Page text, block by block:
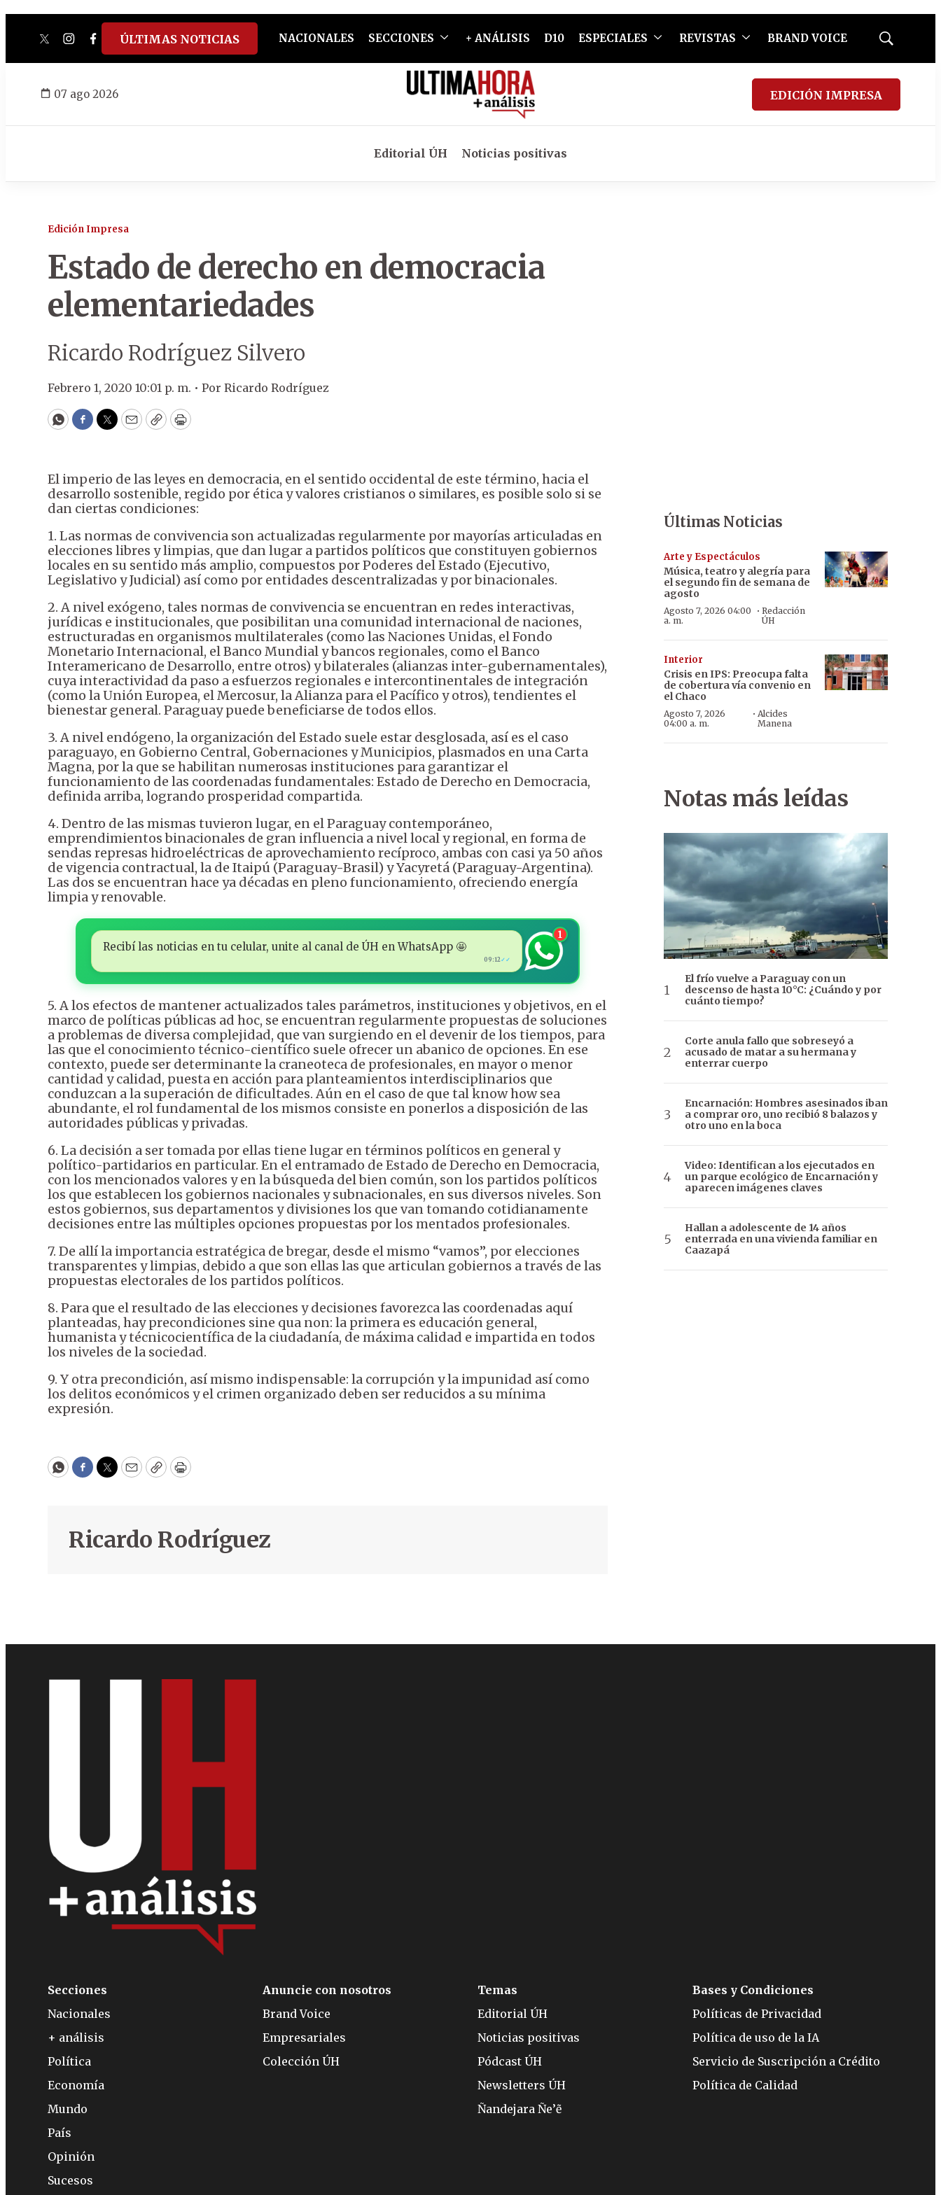
twitterinstagram
facebook
tiktokyoutube
spotify
ÚLTIMAS NOTICIAS NACIONALES SECCIONES + ANÁLISIS D10 ESPECIALES REVISTAS BRAND VOICE
Mostrar
07 ago 2026 EDICIÓN IMPRESA
Editorial ÚH Noticias positivas
Edición Impresa
Estado de derecho en democracia
elementariedades
Ricardo Rodríguez Silvero
Febrero 1, 2020 10:01 p. m. • Por Ricardo Rodríguez
WhatsApp
Facebook
Twitter
EmailCopyPrint
El imperio de las leyes en democracia, en el sentido occidental de este término, hacia el
desarrollo sostenible, regido por ética y valores cristianos o similares, es posible solo si se
dan ciertas condiciones:
1. Las normas de convivencia son actualizadas regularmente por mayorías articuladas en
elecciones libres y limpias, que dan lugar a partidos políticos que constituyen gobiernos
locales en su sentido más amplio, compuestos por Poderes del Estado (Ejecutivo,
Legislativo y Judicial) así como por entidades descentralizadas y por binacionales.
2. A nivel exógeno, tales normas de convivencia se encuentran en redes interactivas,
jurídicas e institucionales, que posibilitan una comunidad internacional de naciones,
estructuradas en organismos multilaterales (como las Naciones Unidas, el Fondo
Monetario Internacional, el Banco Mundial y bancos regionales, como el Banco
Interamericano de Desarrollo, entre otros) y bilaterales (alianzas inter-gubernamentales),
cuya interactividad da paso a esfuerzos regionales e intercontinentales de integración
(como la Unión Europea, el Mercosur, la Alianza para el Pacífico y otros), tendientes el
bienestar general. Paraguay puede beneficiarse de todos ellos.
3. A nivel endógeno, la organización del Estado suele estar desglosada, así es el caso
paraguayo, en Gobierno Central, Gobernaciones y Municipios, plasmados en una Carta
Magna, por la que se habilitan numerosas instituciones para garantizar el
funcionamiento de las coordenadas fundamentales: Estado de Derecho en Democracia,
definida arriba, logrando prosperidad compartida.
4. Dentro de las mismas tuvieron lugar, en el Paraguay contemporáneo,
emprendimientos binacionales de gran influencia a nivel local y regional, en forma de
sendas represas hidroeléctricas de aprovechamiento recíproco, ambas con casi ya 50 años
de vigencia contractual, la de Itaipú (Paraguay-Brasil) y Yacyretá (Paraguay-Argentina).
Las dos se encuentran hace ya décadas en pleno funcionamiento, ofreciendo energía
limpia y renovable.
Recibí las noticias en tu celular, unite al canal de ÚH en WhatsApp 🤩
09:12✓✓
1
5. A los efectos de mantener actualizados tales parámetros, instituciones y objetivos, en el
marco de políticas públicas ad hoc, se encuentran regularmente propuestas de soluciones
a problemas de diversa complejidad, que van surgiendo en el devenir de los tiempos, para
las que el conocimiento técnico-científico suele ofrecer un abanico de opciones. En ese
contexto, puede ser determinante la craneoteca de profesionales, en mayor o menor
cantidad y calidad, puesta en acción para planteamientos interdisciplinarios que
conduzcan a la superación de dificultades. Aún en el caso de que tal know how sea
abundante, el rol fundamental de los mismos consiste en ponerlos a disposición de las
autoridades públicas y privadas.
6. La decisión a ser tomada por ellas tiene lugar en términos políticos en general y
político-partidarios en particular. En el entramado de Estado de Derecho en Democracia,
con los mencionados valores y en la búsqueda del bien común, son los partidos políticos
los que establecen los gobiernos nacionales y subnacionales, en sus diversos niveles. Son
estos gobiernos, sus departamentos y divisiones los que van tomando cotidianamente
decisiones entre las múltiples opciones propuestas por los mentados profesionales.
7. De allí la importancia estratégica de bregar, desde el mismo “vamos”, por elecciones
transparentes y limpias, debido a que son ellas las que articulan gobiernos a través de las
propuestas electorales de los partidos políticos.
8. Para que el resultado de las elecciones y decisiones favorezca las coordenadas aquí
planteadas, hay precondiciones sine qua non: la primera es educación general,
humanista y técnicocientífica de la ciudadanía, de máxima calidad e impartida en todos
los niveles de la sociedad.
9. Y otra precondición, así mismo indispensable: la corrupción y la impunidad así como
los delitos económicos y el crimen organizado deben ser reducidos a su mínima
expresión.
WhatsApp
Facebook
Twitter
EmailCopyPrint
Ricardo Rodríguez
Últimas Noticias
Arte y Espectáculos
Música, teatro y alegría para
el segundo fin de semana de
agosto
Agosto 7, 2026 04:00
a. m.
· Redacción
ÚH
Interior
Crisis en IPS: Preocupa falta
de cobertura vía convenio en
el Chaco
Agosto 7, 2026
04:00 a. m.
·Alcides
Manena
Notas más leídas
El frío vuelve a Paraguay con un
descenso de hasta 10°C: ¿Cuándo y por
cuánto tiempo?
Corte anula fallo que sobreseyó a
acusado de matar a su hermana y
enterrar cuerpo
Encarnación: Hombres asesinados iban
a comprar oro, uno recibió 8 balazos y
otro uno en la boca
Video: Identifican a los ejecutados en
un parque ecológico de Encarnación y
aparecen imágenes claves
Hallan a adolescente de 14 años
enterrada en una vivienda familiar en
Caazapá
Secciones
Nacionales
+ análisis
Política
Economía
Mundo
País
Opinión
Sucesos
Anuncie con nosotros
Brand Voice
Empresariales
Colección ÚH
Temas
Editorial ÚH
Noticias positivas
Pódcast ÚH
Newsletters ÚH
Ñandejara Ñe’ẽ
Bases y Condiciones
Políticas de Privacidad
Política de uso de la IA
Servicio de Suscripción a Crédito
Política de Calidad